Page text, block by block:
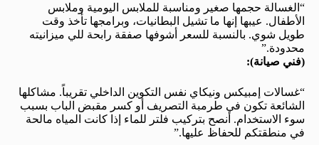
“الغسالة حجمها صغير ومناسبة للملابس اليومية وملابس
الأطفال. عيبها إنها ما تشيل البطانيات، وبرامجها تأخذ وقت
طويل شوي. بالنسبة للسعر أشوفها صفقة رابحة للي ميزانيته
محدودة.”
(فني صيانة):
“غسالات إمبيكس ونيكاي نفس التكوين الداخلي تقريباً. مشاكلها
الشائعة تكون في طرمبة التصريف أو كسر مقبض الباب بسبب
سوء الاستخدام. أنصح بتركيب فلتر للماء إذا كانت المياه مالحة
في منطقتكم للحفاظ عليها.”